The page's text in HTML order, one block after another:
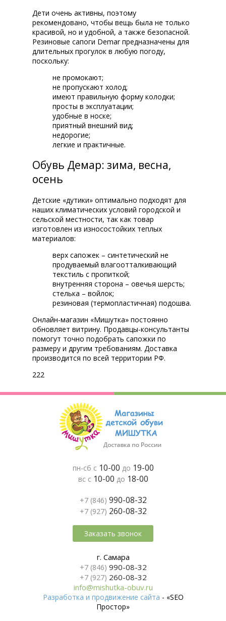
Дети очень активны, поэтому
рекомендовано, чтобы вещь была не только
красивой, но и удобной, а также безопасной.
Резиновые сапоги Demar предназначены для
длительных прогулок в любую погоду,
поскольку:
не промокают;
не пропускают холод;
имеют правильную форму колодки;
просты в эксплуатации;
удобные в носке;
приятный внешний вид;
недорогие;
легкие и практичные.
Обувь Демар: зима, весна,
осень
Детские «дутики» оптимально подходят для
наших климатических условий городской и
сельской местности, так как товар
изготовлен из износостойких теплых
материалов:
верх сапожек – синтетический не
продуваемый влагоотталкивающий
текстиль с пропиткой;
внутренняя сторона – овечья шерсть;
стелька – войлок;
резиновая (термопластичная) подошва.
Онлайн-магазин «Мишутка» постоянно
обновляет витрину. Продавцы-консультанты
помогут точно подобрать сапожки по
размеру и другим требованиям. Доставка
производится по всей территории РФ.
222
пн-сб с 10-00 до 19-00
вс с 10-00 до 18-00
+7 (846) 990-08-32
+7 (927) 260-08-32
Заказать звонок
г. Самара
+7 (846) 990-08-32
+7 (927) 260-08-32
info@mishutka-obuv.ru
Разработка и продвижение сайта - «SEO
Простор»